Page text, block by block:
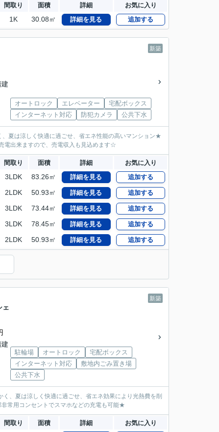
間取り 面積 詳細 お気に入り
1K 30.08㎡ 詳細を見る 追加する
新築
オートロック エレベーター
宅配ボックス
インターネット対応
防犯カメラ 公共下水
夏は涼しく快適に過ごせ、省エネ性能の高いマンション★
電出来ますので、売電収入も見込めます☆
間取り 面積 詳細 お気に入り
3LDK 83.26㎡ 詳細を見る 追加する
2LDK 50.93㎡ 詳細を見る 追加する
3LDK 73.44㎡ 詳細を見る 追加する
3LDK 78.45㎡ 詳細を見る 追加する
2LDK 50.93㎡ 詳細を見る 追加する
新築
ェ
駐輪場 オートロック
宅配ボックス
インターネット対応
敷地内ごみ置き場
公共下水
、夏は涼しく快適に過ごせ、省エネ効果により光熱費を削
常用コンセントでスマホなどの充電も可能★
間取り 面積 詳細 お気に入り